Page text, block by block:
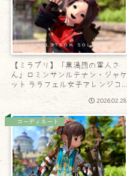
【ミラプリ】「黒渦団の軍人さ
ん」ロミンサンルテナン・ジャケ
ット ララフェル女子アレンジコ
ーデ
2026.02.28
コーディネート